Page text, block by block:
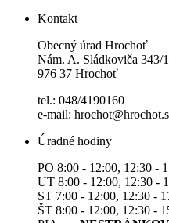
Kontakt
Obecný úrad Hrochoť
Nám. A. Sládkoviča 343/1
976 37 Hrochoť
tel.: 048/4190160
e-mail:
Úradné hodiny
PO 8:00 - 12:00, 12:30 -
UT 8:00 - 12:00, 12:30 -
ST 7:00 - 12:00, 12:30 -
ŠT 8:00 - 12:00, 12:30 -